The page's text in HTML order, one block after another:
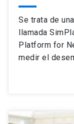
Se trata de
llamada
Platform for
medir el